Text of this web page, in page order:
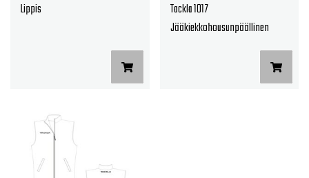
Lippis
Tackla 1017
Jääkiekkohousunpäällinen